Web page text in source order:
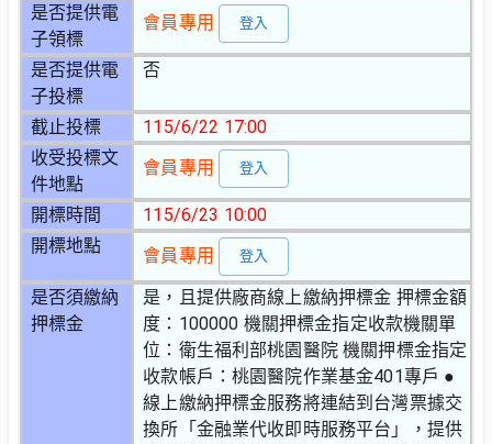
是否提供電
子領標
會員專用 登入
是否提供電
子投標
否
截止投標
115/6/22 17:00
收受投標文
件地點
會員專用 登入
開標時間
115/6/23 10:00
開標地點
會員專用 登入
是否須繳納
押標金
是，且提供廠商線上繳納押標金 押標金額
度：100000 機關押標金指定收款機關單
位：衛生福利部桃園醫院 機關押標金指定
收款帳戶：桃園醫院作業基金401專戶 ●
線上繳納押標金服務將連結到台灣票據交
換所「金融業代收即時服務平台」，提供